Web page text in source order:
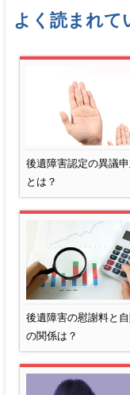
よく読まれて
後遺障害認定の異議
とは？
後遺障害の慰謝料と
の関係は？